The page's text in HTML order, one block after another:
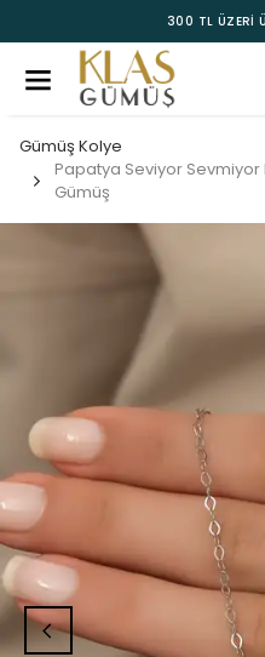
300 TL ÜZERİ
Gümüş Kolye
Papatya Seviyor
Gümüş